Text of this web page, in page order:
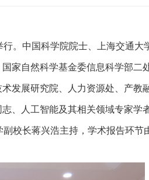
。中国科学院院士、上海交通大
家自然科学基金委信息科学部二
发展研究院、人力资源处、产教
、人工智能及其相关领域专家学
校长蒋兴浩主持，学术报告环节